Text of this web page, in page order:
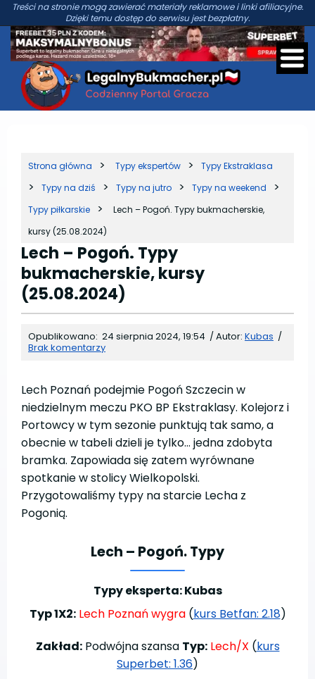
Treści na stronie mogą zawierać materiały reklamowe i linki afiliacyjne.
Dzięki temu dostęp do serwisu jest bezpłatny.
Strona główna Typy ekspertów
Typy Ekstraklasa
Typy na dziś
Typy na jutro
Typy na weekend
Typy piłkarskie
Lech – Pogoń. Typy bukmacherskie,
kursy (25.08.2024)
Lech – Pogoń. Typy
bukmacherskie, kursy
(25.08.2024)
Opublikowano: 24 sierpnia 2024, 19:54 /Autor: Kubas /
Brak komentarzy
Lech Poznań podejmie Pogoń Szczecin w
niedzielnym meczu PKO BP Ekstraklasy. Kolejorz i
Portowcy w tym sezonie punktują tak samo, a
obecnie w tabeli dzieli je tylko… jedna zdobyta
bramka. Zapowiada się zatem wyrównane
spotkanie w stolicy Wielkopolski.
Przygotowaliśmy typy na starcie Lecha z
Pogonią.
Lech – Pogoń. Typy
Typy eksperta: Kubas
Typ 1X2: Lech Poznań wygra(kurs Betfan: 2.18)
Zakład:Podwójna szansa Typ: Lech/X (kurs
Superbet: 1.36)